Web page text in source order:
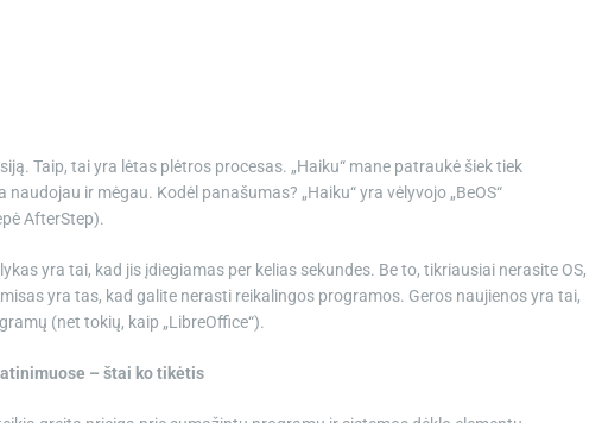
Taip, tai yra lėtas plėtros procesas. „Haiku“ mane patraukė šiek tiek
ir mėgau. Kodėl panašumas? „Haiku“ yra vėlyvojo „BeOS“
AfterStep).
yra tai, kad jis įdiegiamas per kelias sekundes. Be to, tikriausiai nerasite OS,
yra tas, kad galite nerasti reikalingos programos. Geros naujienos yra tai,
(net tokių, kaip „LibreOffice“).
– štai ko tikėtis